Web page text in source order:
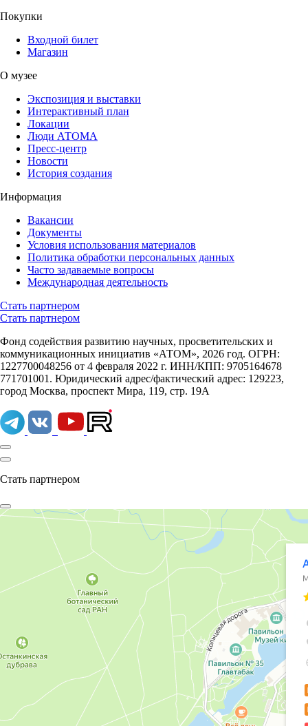
Покупки
Входной билет
Магазин
О музее
Экспозиция и выставки
Интерактивный план
Локации
Люди АТОМА
Пресс-центр
Новости
История создания
Информация
Вакансии
Документы
Условия использования материалов
Политика обработки персональных данных
Часто задаваемые вопросы
Международная деятельность
Стать партнером
Стать партнером
Фонд содействия развитию научных, просветительских и
коммуникационных инициатив «АТОМ», 2026 год. ОГРН:
1227700048256 от 4 февраля 2022 г. ИНН/КПП: 9705164678
771701001. Юридический адрес/фактический адрес: 129223,
город Москва, проспект Мира, 119, стр. 19А
Стать партнером